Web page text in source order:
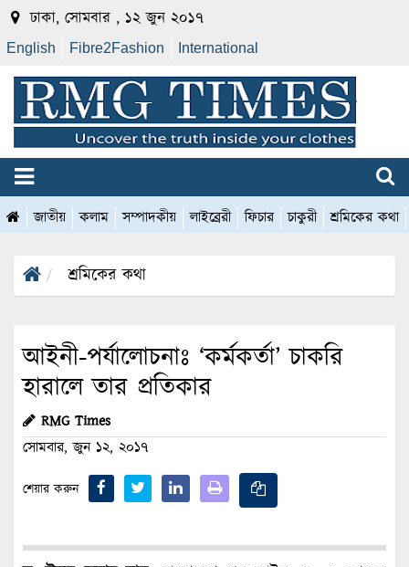
ঢাকা, সোমবার , ১২ জুন ২০১৭
English Fibre2Fashion International
জাতীয় কলাম সম্পাদকীয় লাইব্রেরী ফিচার চাকুরী শ্রমিকের কথা
শ্রমিকের কথা
আইনী-পর্যালোচনাঃ ‘কর্মকর্তা’ চাকরি
হারালে তার প্রতিকার
RMG Times
সোমবার, জুন ১২, ২০১৭
শেয়ার করুন